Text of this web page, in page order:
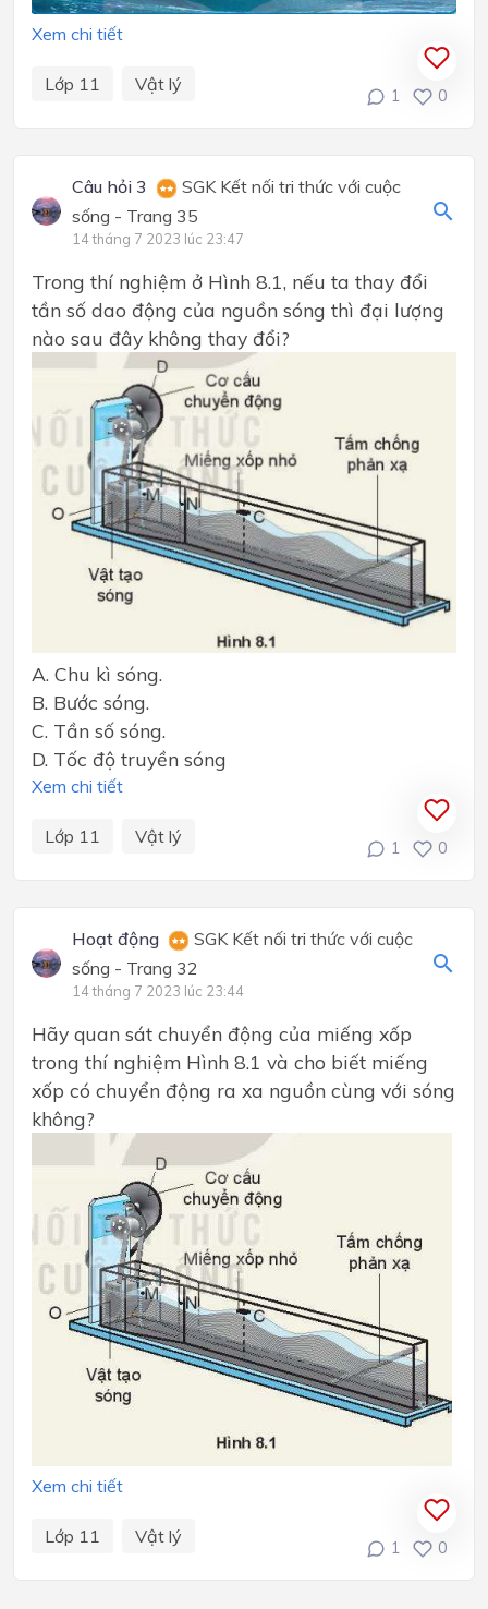
Xem chi tiết
Lớp 11 Vật lý
1 0
Câu hỏi 3
SGK Kết nối tri thức với cuộc
sống - Trang 35
14 tháng 7 2023 lúc 23:47
Trong thí nghiệm ở Hình 8.1, nếu ta thay đổi
tần số dao động của nguồn sóng thì đại lượng
nào sau đây không thay đổi?
A. Chu kì sóng.
B. Bước sóng.
C. Tần số sóng.
D. Tốc độ truyền sóng
Xem chi tiết
Lớp 11 Vật lý
1 0
Hoạt động
SGK Kết nối tri thức với cuộc
sống - Trang 32
14 tháng 7 2023 lúc 23:44
Hãy quan sát chuyển động của miếng xốp
trong thí nghiệm Hình 8.1 và cho biết miếng
xốp có chuyển động ra xa nguồn cùng với sóng
không?
Xem chi tiết
Lớp 11 Vật lý
1 0